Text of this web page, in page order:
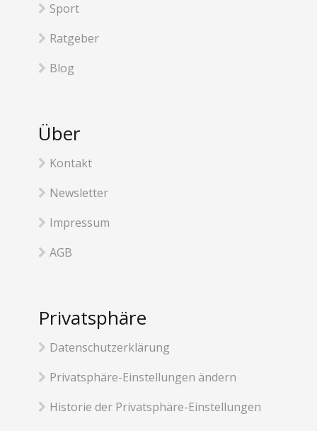
Sport
Ratgeber
Blog
Über
Kontakt
Newsletter
Impressum
AGB
Privatsphäre
Datenschutzerklärung
Privatsphäre-Einstellungen ändern
Historie der Privatsphäre-Einstellungen